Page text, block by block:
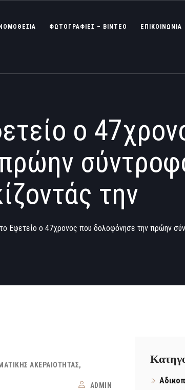
ΦΩΤΟΓΡΑΦΊΕΣ – ΒΊΝΤΕΟ ΕΠΙΚΟΙΝΩΝΙΑ
ο
την
Εφετείο ο 47χρονος που δολοφόνησε την πρώην
ΑΚΕΡΑΙΌΤΗΤΑΣ
ADMIN